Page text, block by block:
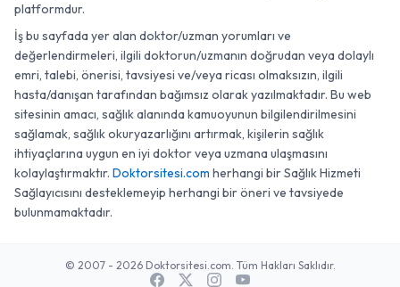
platformdur.
İş bu sayfada yer alan doktor/uzman yorumları ve
değerlendirmeleri, ilgili doktorun/uzmanın doğrudan veya dolaylı
emri, talebi, önerisi, tavsiyesi ve/veya ricası olmaksızın, ilgili
hasta/danışan tarafından bağımsız olarak yazılmaktadır. Bu web
sitesinin amacı, sağlık alanında kamuoyunun bilgilendirilmesini
sağlamak, sağlık okuryazarlığını artırmak, kişilerin sağlık
ihtiyaçlarına uygun en iyi doktor veya uzmana ulaşmasını
kolaylaştırmaktır. Doktorsitesi.com herhangi bir Sağlık Hizmeti
Sağlayıcısını desteklemeyip herhangi bir öneri ve tavsiyede
bulunmamaktadır.
© 2007 - 2026 Doktorsitesi.com. Tüm Hakları Saklıdır.